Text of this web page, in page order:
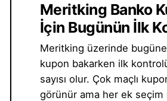
Meritking Banko
İçin Bugünün İlk
Meritking üzerinde
kupon bakarken ilk
sayısı olur. Çok maçlı
görünür ama her ek seçim